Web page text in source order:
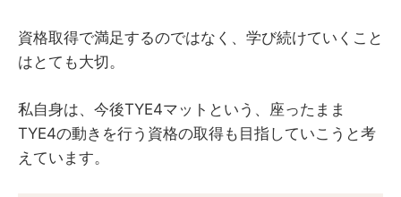
資格取得で満足するのではなく、学び続けていくこと
はとても大切。
私自身は、今後TYE4マットという、座ったまま
TYE4の動きを行う資格の取得も目指していこうと考
えています。